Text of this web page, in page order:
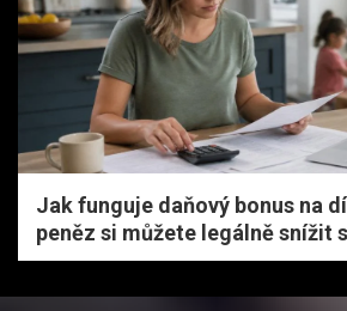
Jak funguje daňový bonus na
peněz si můžete legálně snížit